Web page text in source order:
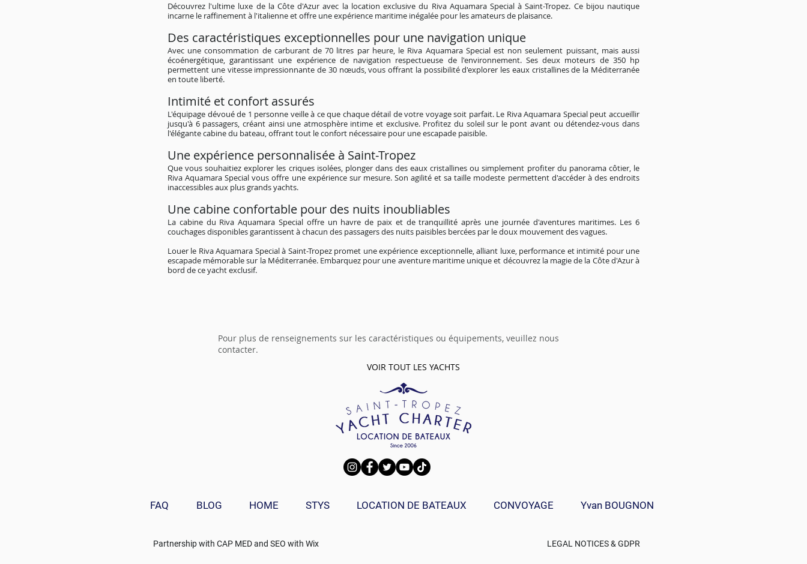
Découvrez l'ultime luxe de la Côte d'Azur avec la location exclusive du Riva Aquamara Special à Saint-Tropez. Ce bijou nautique
incarne le raffinement à l'italienne et offre une expérience maritime inégalée pour les amateurs de plaisance.
Des caractéristiques exceptionnelles pour une navigation unique
Avec une consommation de carburant de 70 litres par heure, le Riva Aquamara Special est non seulement puissant, mais aussi
écoénergétique, garantissant une expérience de navigation respectueuse de l'environnement. Ses deux moteurs de 350 hp
permettent une vitesse impressionnante de 30 nœuds, vous offrant la possibilité d'explorer les eaux cristallines de la Méditerranée
en toute liberté.
Intimité et confort assurés
L'équipage dévoué de 1 personne veille à ce que chaque détail de votre voyage soit parfait. Le Riva Aquamara Special peut accueillir
jusqu'à 6 passagers, créant ainsi une atmosphère intime et exclusive. Profitez du soleil sur le pont avant ou détendez-vous dans
l'élégante cabine du bateau, offrant tout le confort nécessaire pour une escapade paisible.
Une expérience personnalisée à Saint-Tropez
Que vous souhaitiez explorer les criques isolées, plonger dans des eaux cristallines ou simplement profiter du panorama côtier, le
Riva Aquamara Special vous offre une expérience sur mesure. Son agilité et sa taille modeste permettent d'accéder à des endroits
inaccessibles aux plus grands yachts.
Une cabine confortable pour des nuits inoubliables
La cabine du Riva Aquamara Special offre un havre de paix et de tranquillité après une journée d'aventures maritimes. Les 6
couchages disponibles garantissent à chacun des passagers des nuits paisibles bercées par le doux mouvement des vagues.
Louer le Riva Aquamara Special à Saint-Tropez promet une expérience exceptionnelle, alliant luxe, performance et intimité pour une
escapade mémorable sur la Méditerranée. Embarquez pour une aventure maritime unique et découvrez la magie de la Côte d'Azur à
bord de ce yacht exclusif.
Pour plus de renseignements sur les caractéristiques ou équipements, veuillez nous
contacter.
VOIR TOUT LES YACHTS
FAQ BLOG HOME STYS LOCATION DE BATEAUX CONVOYAGE Yvan BOUGNON
Partnership with CAP MEDand SEO with Wix LEGAL NOTICES & GDPR